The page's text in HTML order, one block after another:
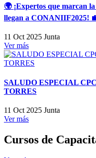
🌍 ¡Expertos que marcan
llegan a CONANIIF2025!
11 Oct 2025 Junta
Ver más
SALUDO ESPECIAL
TORRES
11 Oct 2025 Junta
Ver más
Cursos de